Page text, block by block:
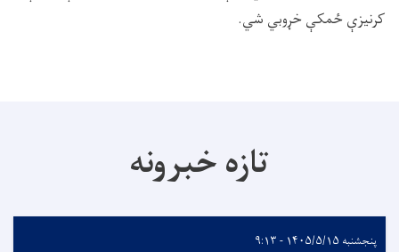
کرنیزې ځمکې خړوبي شي.
تازه خبرونه
پنجشنبه ۱۴۰۵/۵/۱۵ - ۹:۱۳